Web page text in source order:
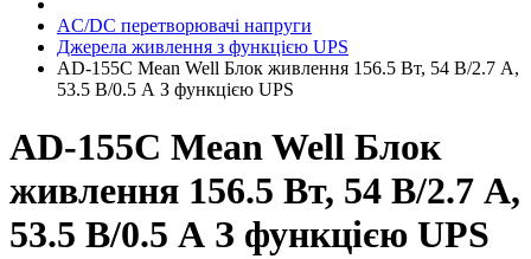
AC/DC перетворювачі напруги
Джерела живлення з функцією UPS
AD-155C Mean Well Блок живлення 156.5 Вт, 54 В/2.7 А,
53.5 В/0.5 А З функцією UPS
AD-155C Mean Well Блок
живлення 156.5 Вт, 54 В/2.7 А,
53.5 В/0.5 А З функцією UPS